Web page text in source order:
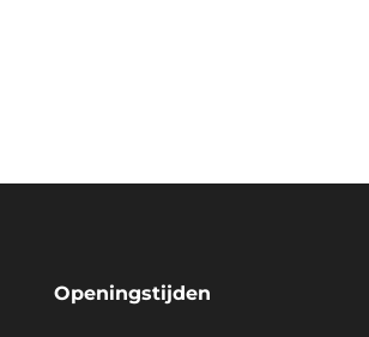
Openingstijden